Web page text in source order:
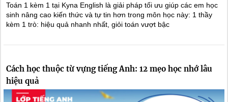
Toán 1 kèm 1 tại Kyna English là giải pháp tối ưu giúp các em học
sinh nâng cao kiến thức và tự tin hơn trong môn học này: 1 thầy
kèm 1 trò: hiệu quả nhanh nhất, giỏi toán vượt bậc
Cách học thuộc từ vựng tiếng Anh: 12 mẹo học nhớ lâu
hiệu quả